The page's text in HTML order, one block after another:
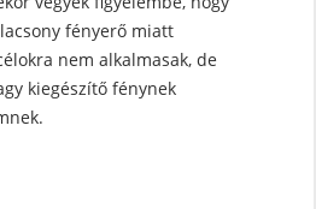
fényerő miatt
nem alkalmasak, de
kiegészítő fénynek